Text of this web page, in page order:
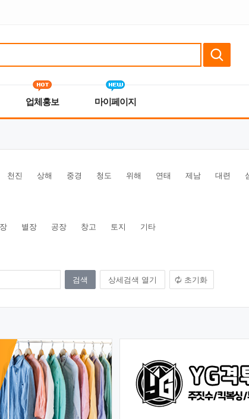
업체홍보 마이페이지
천진 상해 중경 청도 위해 연태 제남 대련
별장 공장 창고 토지 기타
상세검색 열기 초기화